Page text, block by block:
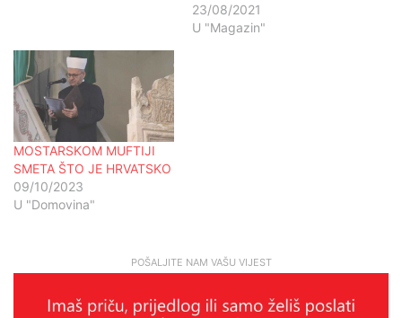
23/08/2021
U "Magazin"
MOSTARSKOM MUFTIJI
SMETA ŠTO JE HRVATSKO
09/10/2023
U "Domovina"
POŠALJITE NAM VAŠU VIJEST